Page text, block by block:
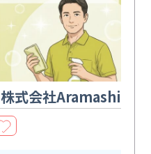
株式会社Aramashi